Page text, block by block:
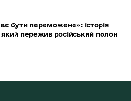
бути переможене»: історія
який пережив російський полон